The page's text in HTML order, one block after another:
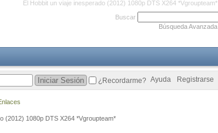
El Hobbit un viaje inesperado (2012) 1080p DTS X264 *Vgroupteam*
(2012) 1080p DTS X264 *Vgroupteam*
Buscar
Búsqueda Avanzada
Registrarse
Ayuda
¿Recordarme?